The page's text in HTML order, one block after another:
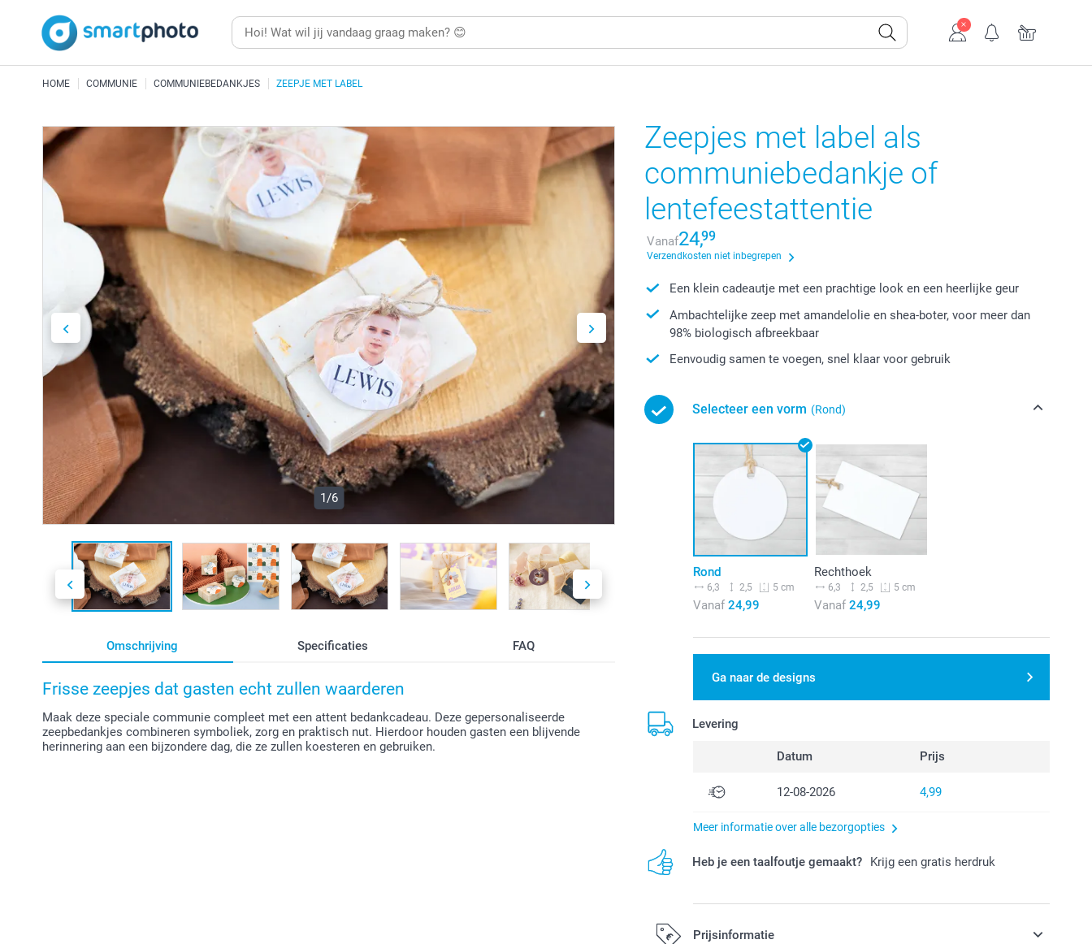
HOME COMMUNIE COMMUNIEBEDANKJES ZEEPJE MET LABEL
1/6
Omschrijving Specificaties FAQ
Frisse zeepjes dat gasten echt zullen waarderen
Maak deze speciale communie compleet met een attent bedankcadeau. Deze gepersonaliseerde
zeepbedankjes combineren symboliek, zorg en praktisch nut. Hierdoor houden gasten een blijvende
herinnering aan een bijzondere dag, die ze zullen koesteren en gebruiken.
Zeepjes met label als
communiebedankje of
lentefeestattentie
Vanaf24,99
Verzendkosten niet inbegrepen
Een klein cadeautje met een prachtige look en een heerlijke geur
Ambachtelijke zeep met amandelolie en shea-boter, voor meer dan
98% biologisch afbreekbaar
Eenvoudig samen te voegen, snel klaar voor gebruik
Selecteer een vorm (Rond)
Rond
6,3 2,5 5 cm
Vanaf 24,99
Rechthoek
6,3 2,5 5 cm
Vanaf 24,99
Ga naar de designs
Levering
Datum Prijs
12-08-2026 4,99
Meer informatie over alle bezorgopties
Heb je een taalfoutje gemaakt? Krijg een gratis herdruk
Prijsinformatie